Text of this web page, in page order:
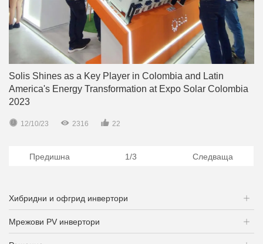
Solis Shines as a Key Player in Colombia and Latin
America's Energy Transformation at Expo Solar Colombia
2023
 12/10/23  2316  22
Предишна 1/3 Следваща
Хибридни и офгрид инвертори
Мрежови PV инвертори